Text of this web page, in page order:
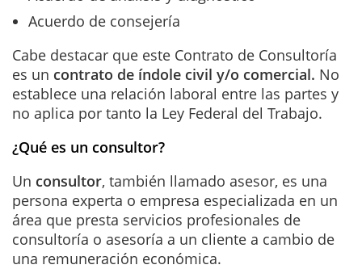
Acuerdo de consejería
Cabe destacar que este Contrato de Consultoría
es un contrato de índole civil y/o comercial. No
establece una relación laboral entre las partes y
no aplica por tanto la Ley Federal del Trabajo.
¿Qué es un consultor?
Un consultor, también llamado asesor, es una
persona experta o empresa especializada en un
área que presta servicios profesionales de
consultoría o asesoría a un cliente a cambio de
una remuneración económica.